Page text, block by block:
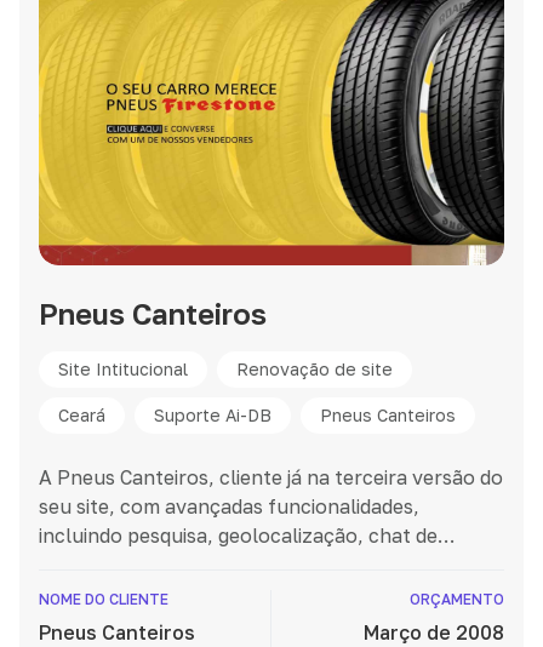
Pneus Canteiros
Site Intitucional Renovação de site
Ceará Suporte Ai-DB Pneus Canteiros
A Pneus Canteiros, cliente já na terceira versão do
seu site, com avançadas funcionalidades,
incluindo pesquisa, geolocalização, chat de
informações técnicas detalhadas sobre pneus,
produtos e serviços. Explore o novo site agora
NOME DO CLIENTE
Pneus Canteiros
ORÇAMENTO
Março de 2008